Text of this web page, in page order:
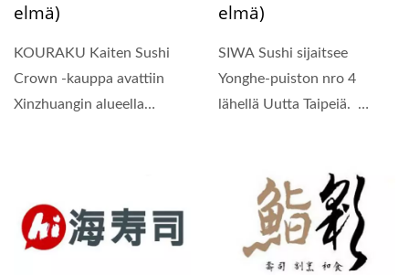
Elmä)
KOURAKU Kaiten Sushi
Crown -kauppa avattiin
Xinzhuangin alueella
Elmä)
SIWA Sushi sijaitsee
Yonghe-puiston nro 4
lähellä Uutta Taipeiä.